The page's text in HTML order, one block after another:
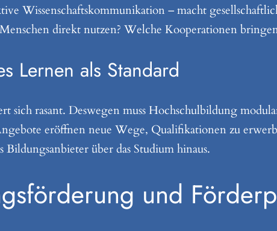
Wissenschaftskommunikation – macht
direkt nutzen? Welche Kooperationen
Lernen als Standard
sich rasant. Deswegen muss Hochschulbildung
eröffnen neue Wege, Qualifikationen zu
Bildungsanbieter über das Studium hinaus.
und